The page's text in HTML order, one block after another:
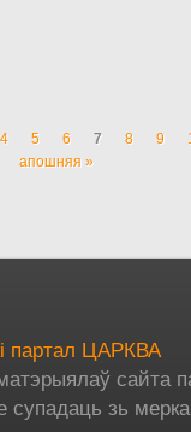
4 5 6 7 8 9
апошняя »
партал ЦАРКВА
сайта
супадаць зь